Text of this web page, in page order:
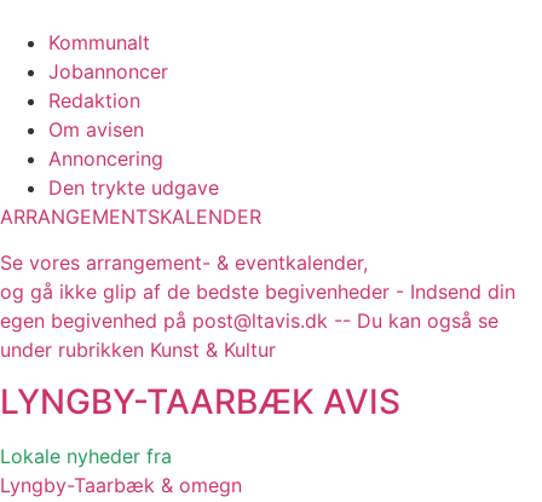
Kommunalt
Jobannoncer
Redaktion
Om avisen
Annoncering
Den trykte udgave
ARRANGEMENTSKALENDER
Se vores arrangement- & eventkalender,
og gå ikke glip af de bedste begivenheder - Indsend din
egen begivenhed på post@ltavis.dk -- Du kan også se
under rubrikken Kunst & Kultur
LYNGBY-TAARBÆK AVIS
Lokale nyheder fra
Lyngby-Taarbæk & omegn